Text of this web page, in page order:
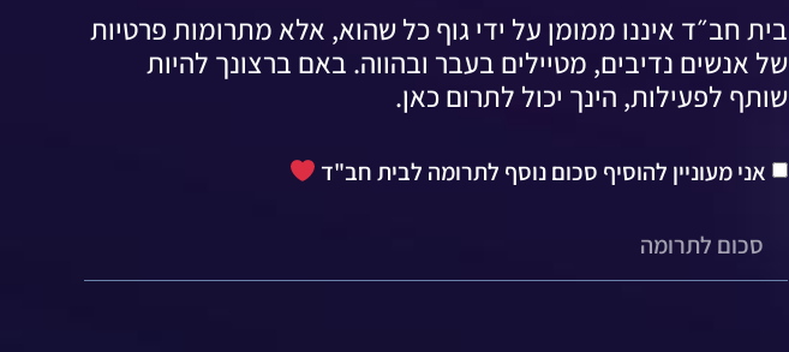
בית חב״ד איננו ממומן על ידי גוף כל שהוא, אלא מתרומות פרטיות
של אנשים נדיבים, מטיילים בעבר ובהווה. באם ברצונך להיות
שותף לפעילות, הינך יכול לתרום כאן.
אני מעוניין להוסיף סכום נוסף לתרומה לבית חב"ד